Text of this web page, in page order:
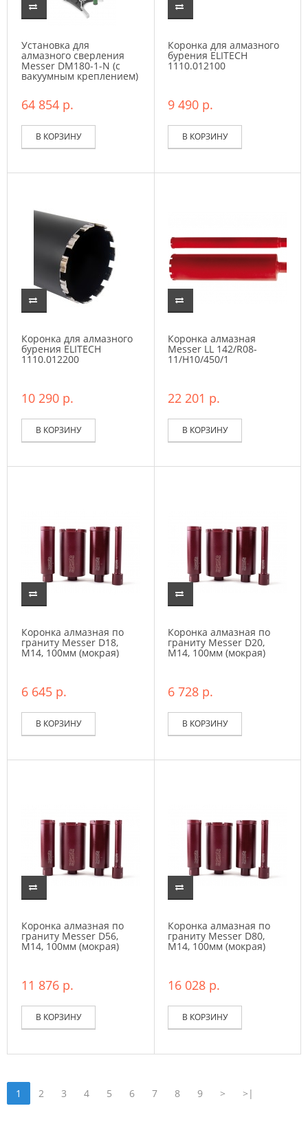
Установка для
алмазного сверления
Messer DM180-1-N (с
вакуумным креплением)
64 854 р.
В КОРЗИНУ
Коронка для алмазного
бурения ELITECH
1110.012100
9 490 р.
В КОРЗИНУ
Коронка для алмазного
бурения ELITECH
1110.012200
10 290 р.
В КОРЗИНУ
Коронка алмазная
Messer LL 142/R08-
11/H10/450/1
22 201 р.
В КОРЗИНУ
Коронка алмазная по
граниту Messer D18,
М14, 100мм (мокрая)
6 645 р.
В КОРЗИНУ
Коронка алмазная по
граниту Messer D20,
М14, 100мм (мокрая)
6 728 р.
В КОРЗИНУ
Коронка алмазная по
граниту Messer D56,
М14, 100мм (мокрая)
11 876 р.
В КОРЗИНУ
Коронка алмазная по
граниту Messer D80,
М14, 100мм (мокрая)
16 028 р.
В КОРЗИНУ
1 2 3 4 5 6 7 8 9 > >|